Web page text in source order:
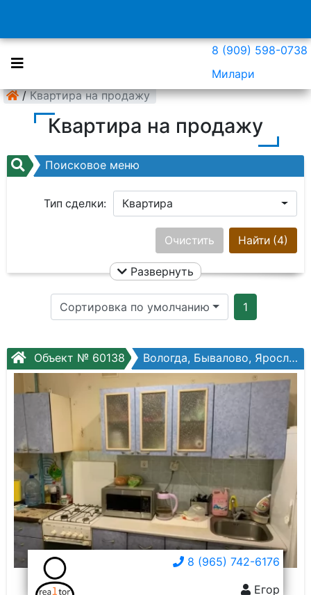
8 (909) 598-0738
Милари
/ Квартира на продажу
Квартира на продажу
Поисковое меню
Тип сделки: Квартира
Ничего не выбрано
Цена:
Кол. комнат:
Этаж:
Слово:
Найти (4)
Очистить
Развернуть
Сортировка по умолчанию 1
Объект № 60138 Вологда, Бывалово, Ярославская ул, №25
8 (965) 742-6176
Егор